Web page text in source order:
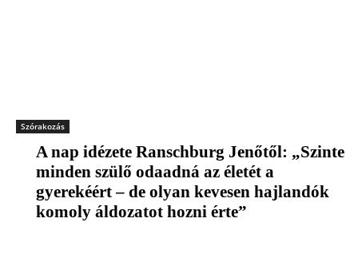
Szórakozás
A nap idézete Ranschburg Jenőtől: „Szinte
minden szülő odaadná az életét a
gyerekéért – de olyan kevesen hajlandók
komoly áldozatot hozni érte”